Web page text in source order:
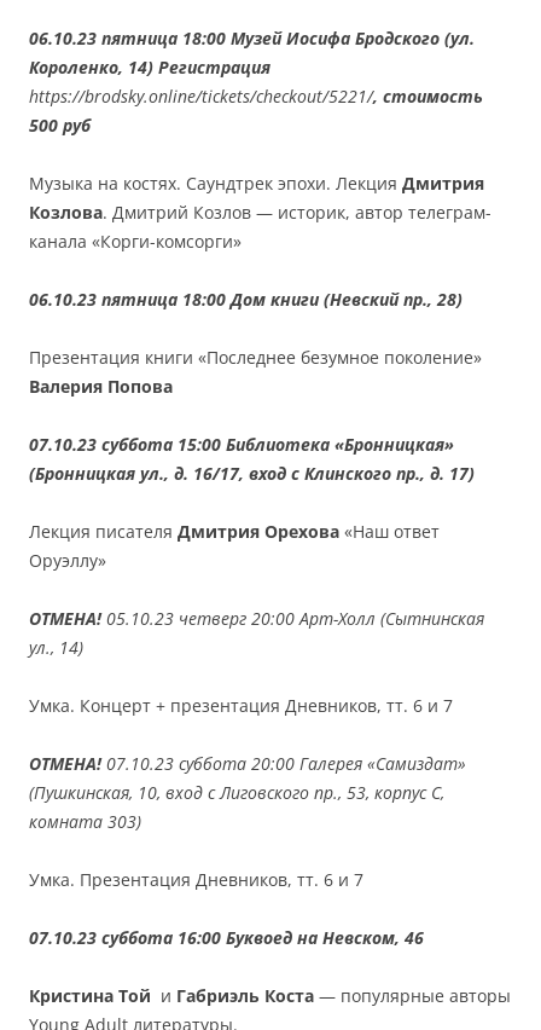
06.10.23 пятница 18:00 Музей Иосифа Бродского (ул.
Короленко, 14) Регистрация
https://brodsky.online/tickets/checkout/5221/, стоимость
500 руб
Музыка на костях. Саундтрек эпохи. Лекция Дмитрия
Козлова. Дмитрий Козлов — историк, автор телеграм-
канала «Корги-комсорги»
06.10.23 пятница 18:00 Дом книги (Невский пр., 28)
Презентация книги «Последнее безумное поколение»
Валерия Попова
07.10.23 суббота 15:00 Библиотека «Бронницкая»
(Бронницкая ул., д. 16/17, вход с Клинского пр., д. 17)
Лекция писателя Дмитрия Орехова «Наш ответ
Оруэллу»
ОТМЕНА!05.10.23 четверг 20:00 Арт-Холл (Сытнинская
ул., 14)
Умка. Концерт + презентация Дневников, тт. 6 и 7
ОТМЕНА!07.10.23 суббота 20:00 Галерея «Самиздат»
(Пушкинская, 10, вход с Лиговского пр., 53, корпус С,
комната 303)
Умка. Презентация Дневников, тт. 6 и 7
07.10.23 суббота 16:00 Буквоед на Невском, 46
Кристина Той и Габриэль Коста — популярные авторы
Young Adult литературы.